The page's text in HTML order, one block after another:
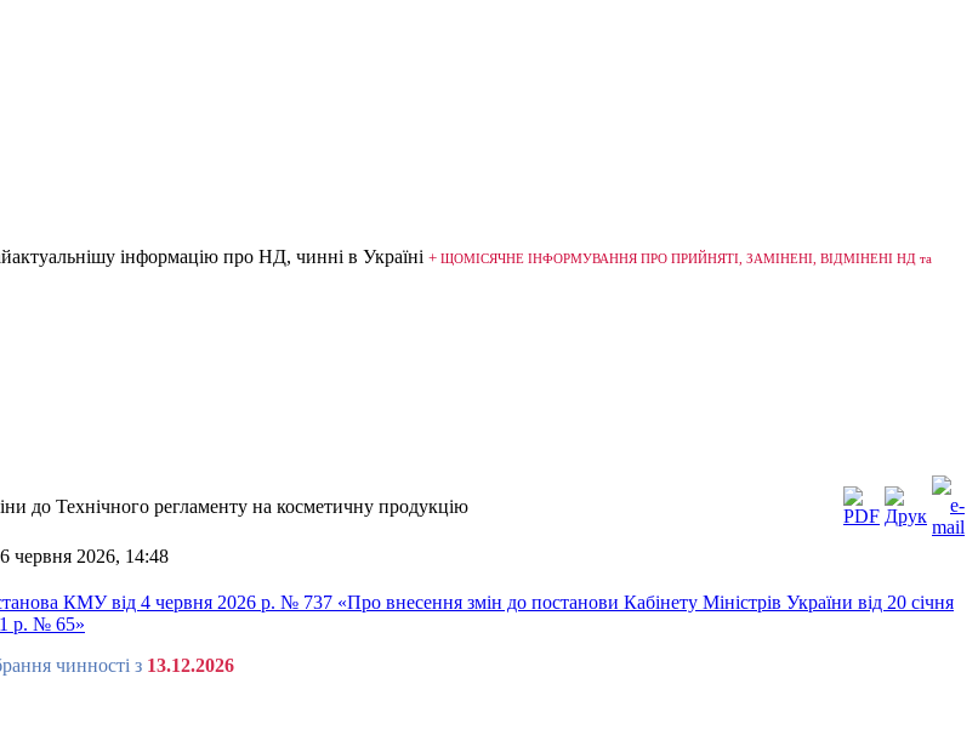
інформацію про НД, чинні в Україні + ЩОМІСЯЧНЕ ІНФОРМУВАННЯ ПРО ПРИЙНЯТІ, ЗАМІНЕНІ, ВІДМІНЕНІ НД та
до Технічного регламенту на косметичну продукцію
червня 2026, 14:48
КМУ від 4 червня 2026 р. № 737 «Про внесення змін до постанови Кабінету Міністрів України від 20 січня
р. № 65»
чинності з 13.12.2026